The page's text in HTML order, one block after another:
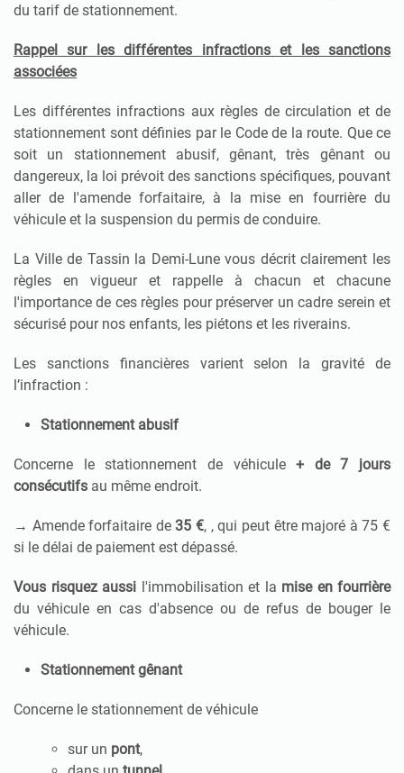
du tarif de stationnement.
Rappel sur les différentes infractions et les sanctions
associées
Les différentes infractions aux règles de circulation et de
stationnement sont définies par le Code de la route. Que ce
soit un stationnement abusif, gênant, très gênant ou
dangereux, la loi prévoit des sanctions spécifiques, pouvant
aller de l'amende forfaitaire, à la mise en fourrière du
véhicule et la suspension du permis de conduire.
La Ville de Tassin la Demi-Lune vous décrit clairement les
règles en vigueur et rappelle à chacun et chacune
l'importance de ces règles pour préserver un cadre serein et
sécurisé pour nos enfants, les piétons et les riverains.
Les sanctions financières varient selon la gravité de
l’infraction :
Stationnement abusif
Concerne le stationnement de véhicule+ de 7 jours
consécutifs au même endroit.
→ Amende forfaitaire de35 €, , qui peut être majoré à 75 €
si le délai de paiement est dépassé.
Vous risquez aussi l'immobilisation et la mise en fourrière
du véhicule en cas d'absence ou de refus de bouger le
véhicule.
Stationnement gênant
Concerne le stationnement de véhicule
sur un pont,